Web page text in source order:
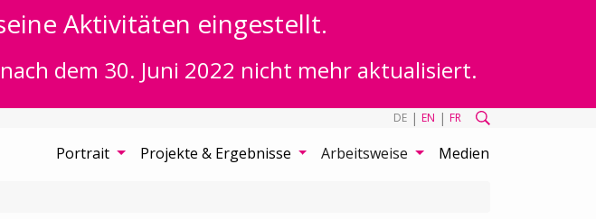
Aktivitäten eingestellt.
dem 30. Juni 2022 nicht mehr aktualisiert.
DE | EN | FR
Portrait Projekte & Ergebnisse Arbeitsweise Medien